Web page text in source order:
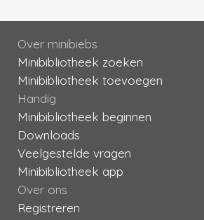
Over minibiebs
Minibibliotheek zoeken
Minibibliotheek toevoegen
Handig
Minibibliotheek beginnen
Downloads
Veelgestelde vragen
Minibibliotheek app
Over ons
Registreren